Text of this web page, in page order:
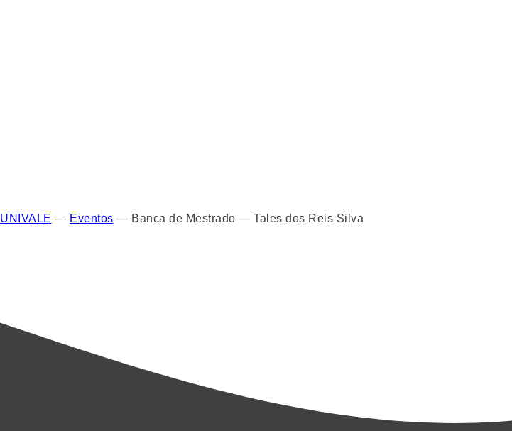
UNIVALE — Eventos — Banca de Mestrado — Tales dos Reis Silva